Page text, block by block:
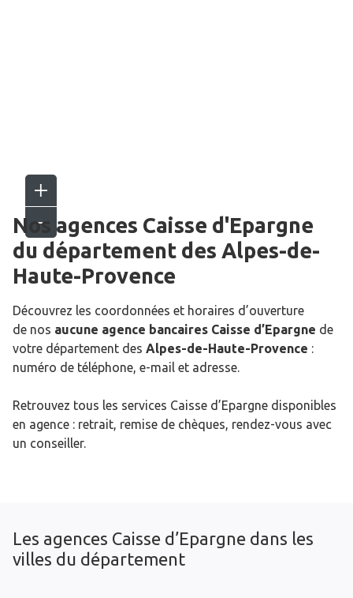
Nos agences Caisse d'Epargne
du département des Alpes-de-
Haute-Provence
Découvrez les coordonnées et horaires d’ouverture
de nos aucune agence bancaires Caisse d’Epargne de
votre département des Alpes-de-Haute-Provence :
numéro de téléphone, e-mail et adresse.
Retrouvez tous les services Caisse d’Epargne disponibles
en agence : retrait, remise de chèques, rendez-vous avec
un conseiller.
Les agences Caisse d’Epargne dans les
villes du département